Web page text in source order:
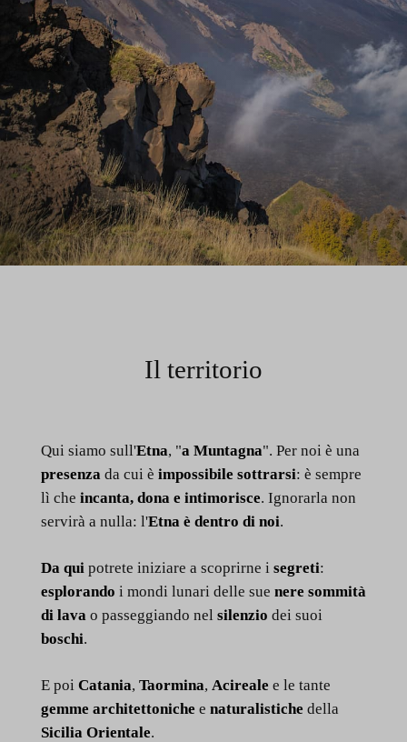
Il territorio
Qui siamo sull'Etna, "a Muntagna". Per noi è una
presenzada cui è impossibile sottrarsi: è sempre
lì che incanta, dona e intimorisce. Ignorarla non
servirà a nulla: l'Etna è dentro di noi.
Da qui potrete iniziare a scoprirne i segreti:
esplorando i mondi lunari delle sue nere sommità
di lava o passeggiando nel silenzio dei suoi
boschi.
E poi Catania, Taormina, Acireale e le tante
gemme architettoniche e naturalistiche della
Sicilia Orientale.